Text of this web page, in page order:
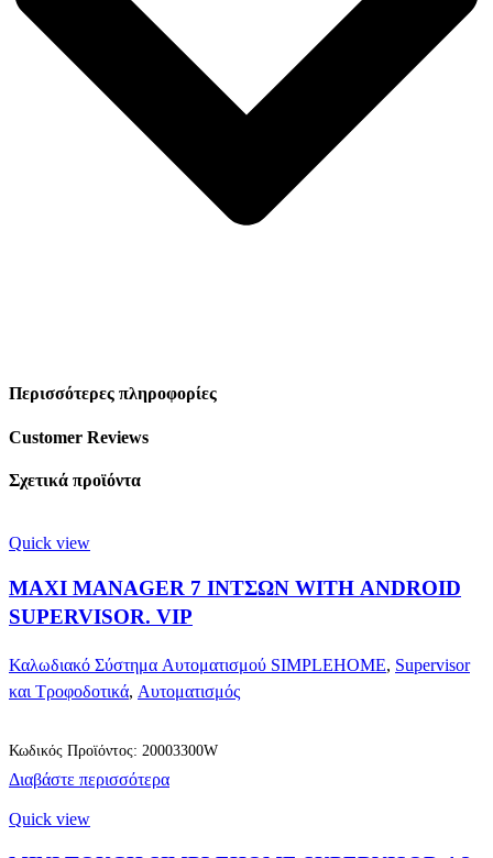
Περισσότερες πληροφορίες
Customer Reviews
Σχετικά προϊόντα
Quick view
MAXI MANAGER 7 ΙΝΤΣΩΝ WITH ANDROID
SUPERVISOR. VIP
Καλωδιακό Σύστημα Αυτοματισμού SIMPLEHOME, Supervisor
και Τροφοδοτικά, Αυτοματισμός
Διαβάστε περισσότερα
Κωδικός Προϊόντος: 20003300W
Quick view